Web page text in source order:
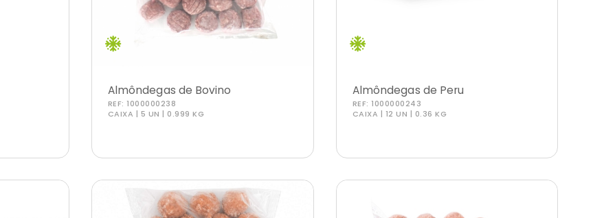
Almôndegas de Bovino
REF:1000000238
CAIXA | 5 UN | 0.999 KG
Almôndegas de Peru
REF:1000000243
CAIXA | 12 UN | 0.36 KG